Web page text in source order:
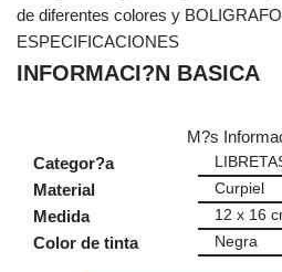
de diferentes colores y
ESPECIFICACIONES
INFORMACI?N BASICA
M?s
Categor?a
Material Curpiel
Medida 12 x 16
Color de tinta Negra